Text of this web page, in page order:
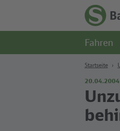
Zur
Startseite
-
S-
Bahn
Fahren
Startseite
20.04.2004